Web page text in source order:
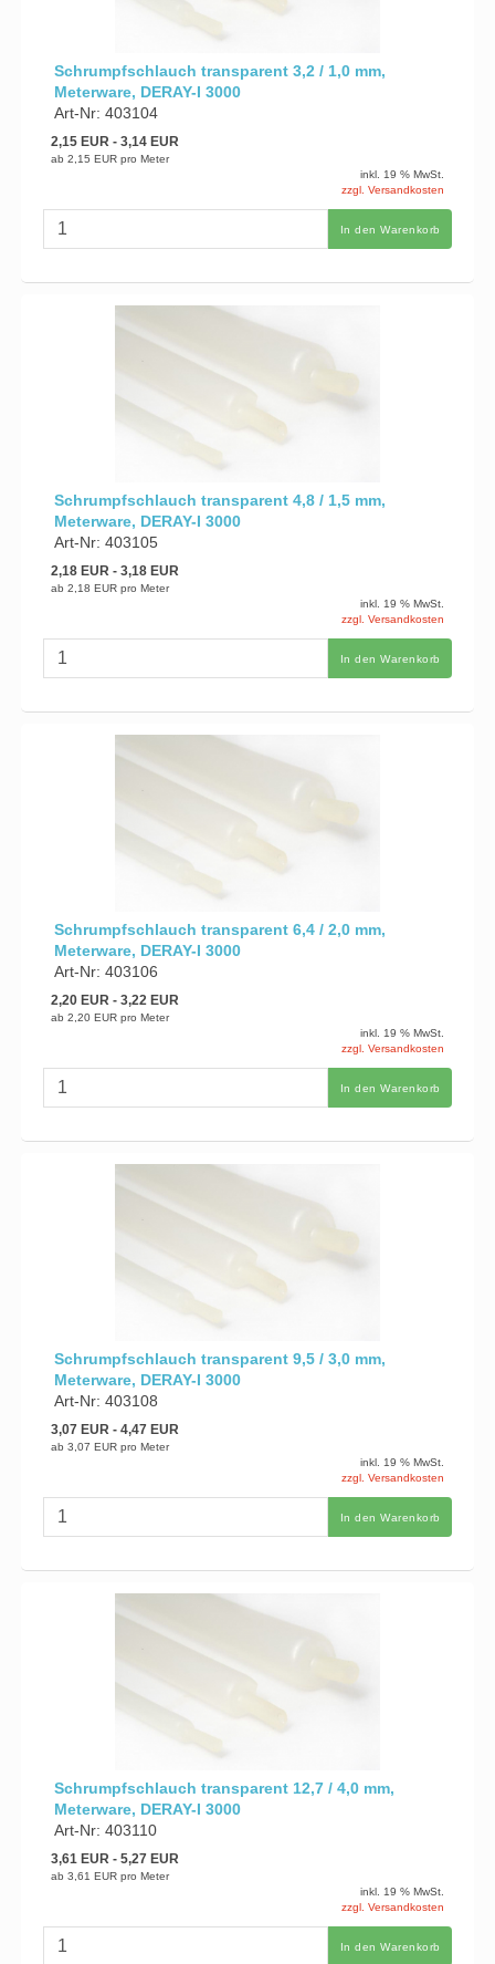
Schrumpfschlauch transparent 3,2 / 1,0 mm,
Meterware, DERAY-I 3000
Art-Nr: 403104
2,15 EUR- 3,14 EUR
ab 2,15 EUR pro Meter
inkl. 19 % MwSt.
zzgl. Versandkosten
In den Warenkorb
Schrumpfschlauch transparent 4,8 / 1,5 mm,
Meterware, DERAY-I 3000
Art-Nr: 403105
2,18 EUR- 3,18 EUR
ab 2,18 EUR pro Meter
inkl. 19 % MwSt.
zzgl. Versandkosten
In den Warenkorb
Schrumpfschlauch transparent 6,4 / 2,0 mm,
Meterware, DERAY-I 3000
Art-Nr: 403106
2,20 EUR- 3,22 EUR
ab 2,20 EUR pro Meter
inkl. 19 % MwSt.
zzgl. Versandkosten
In den Warenkorb
Schrumpfschlauch transparent 9,5 / 3,0 mm,
Meterware, DERAY-I 3000
Art-Nr: 403108
3,07 EUR- 4,47 EUR
ab 3,07 EUR pro Meter
inkl. 19 % MwSt.
zzgl. Versandkosten
In den Warenkorb
Schrumpfschlauch transparent 12,7 / 4,0 mm,
Meterware, DERAY-I 3000
Art-Nr: 403110
3,61 EUR- 5,27 EUR
ab 3,61 EUR pro Meter
inkl. 19 % MwSt.
zzgl. Versandkosten
In den Warenkorb